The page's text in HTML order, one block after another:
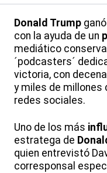
Donald Trump
con la ayuda de un
mediático
´podcasters´
victoria, con
y miles de millones
redes sociales.
Uno de los más
estratega de
quien entrevistó
corresponsal